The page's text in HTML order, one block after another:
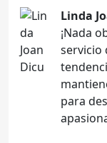
Linda
¡Nada
servicio
para